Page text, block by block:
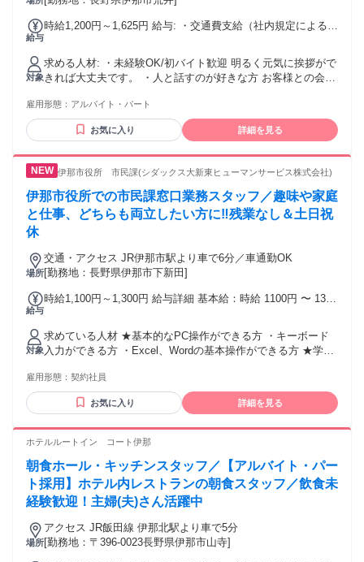
給与
時給1,200円～1,625円 給与: ・交通費支給（社内規定による）
対象
求める人材: ・未経験OK/初バイト歓迎 明るく元気に挨拶がで
きれば大丈夫です。 ・人と話すのが好きな方 お客様との会話
る方 料理が好き、ピザが好き、そんな方ならすぐに馴染めま
す。 ・笑顔で働ける方 難しいスキルよりも、前向きな姿勢を
重視します。 ・シフトに協力できる方 学生、フリーターみん
雇用形態： アルバイト・パート
お気に入り 詳細を見る
伊那市役所 市民課(シダックス大新東ヒューマンサービス株式会社)
伊那市役所での市民課窓口業務スタッフ／趣味や家庭
と仕事、どちらも両立したい方に‼残業なし＆土日祝
休
場所
交通・アクセス JR伊那市駅より車で6分／車通勤OK
[勤務地：長野県伊那市下新田]
給与
時給1,100円～1,300円 給与詳細 基本給：時給 1100円 〜 1300
業務の経験がある方 ★市民課業務の経験がある方
対象
求めている人材 ★基本的なPC操作ができる方 ・キーボード
入力ができる方 ・Excel、Wordの基本操作ができる方 ★学歴
★マルチタスクを要領よくこなせる方歓迎 ★主婦(夫)応援 ★
フリーター応援 ★ブランクOK ＼こんな方にピッタリ！／ ✅
地域社会に貢献できる仕事がしたい方 ✅誰かに喜んでもらえ
仕事がしたい方
雇用形態： 契約社員
お気に入り 詳細を見る
ホテルルートイン コート伊那
朝食ホール・キッチンスタッフ／【アルバイト・パー
ト採用】ホテル内レストランの朝食スタッフ／飲食未
経験歓迎！主婦(夫)さん活躍中
場所
アクセス JR飯田線 伊那北駅より車で5分
[勤務地：〒396-0023長野県伊那市山寺]